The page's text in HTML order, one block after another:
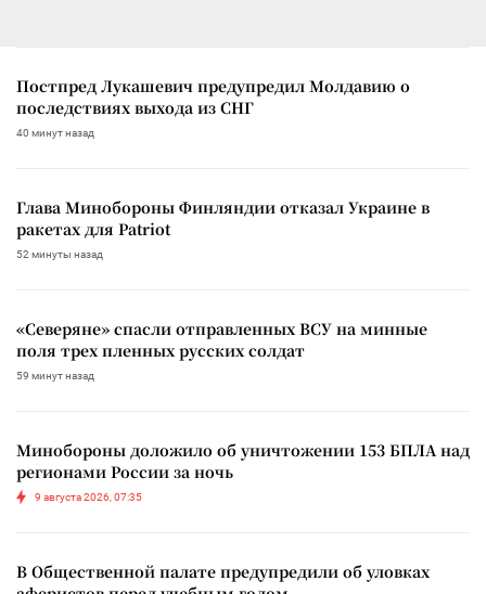
Постпред Лукашевич предупредил Молдавию о
последствиях выхода из СНГ
40 минут назад
Глава Минобороны Финляндии отказал Украине в
ракетах для Patriot
52 минуты назад
«Северяне» спасли отправленных ВСУ на минные
поля трех пленных русских солдат
59 минут назад
Минобороны доложило об уничтожении 153 БПЛА над
регионами России за ночь
9 августа 2026, 07:35
В Общественной палате предупредили об уловках